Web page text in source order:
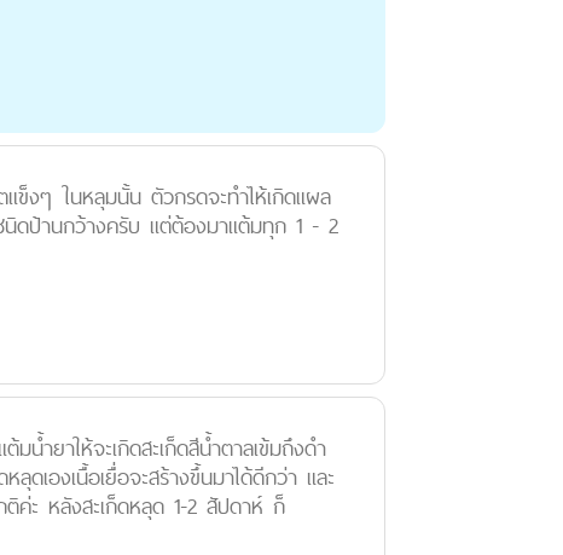
ข็งๆ ในหลุมนั้น ตัวกรดจะทำไห้เกิดแผล
นิดป้านกว้างครับ แต่ต้องมาแต้มทุก 1 - 2
น้ำยาให้จะเกิดสะเก็ดสีน้ำตาลเข้มถึงดำ
ดเองเนื้อเยื่อจะสร้างขึ้นมาได้ดีกว่า และ
ติค่ะ หลังสะเก็ดหลุด 1-2 สัปดาห์ ก็